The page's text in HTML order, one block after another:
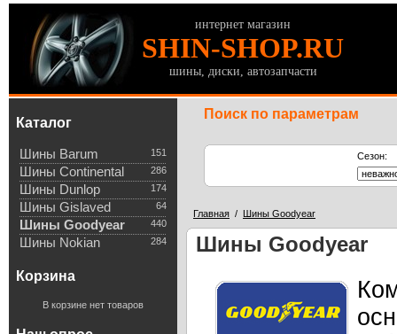
интернет магазин
SHIN-SHOP.RU
шины, диски, автозапчасти
Каталог
151
Шины Barum
286
Шины Continental
174
Шины Dunlop
64
Шины Gislaved
440
Шины Goodyear
284
Шины Nokian
Корзина
В корзине нет товаров
Поиск по параметрам
Сезон:
Главная / Шины Goodyear
Шины Goodyear